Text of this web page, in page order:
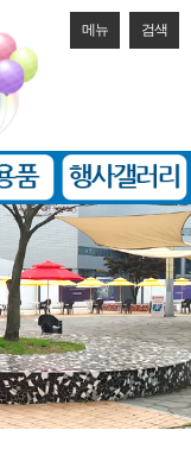
메뉴 검색